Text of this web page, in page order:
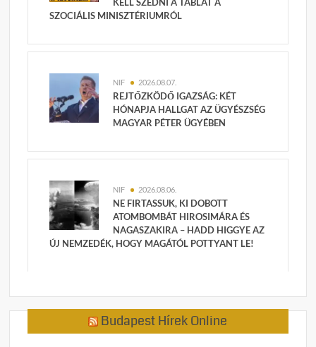
KELL SZEDNI A TÁBLÁT A
SZOCIÁLIS MINISZTÉRIUMRÓL
NIF 2026.08.07.
REJTŐZKÖDŐ IGAZSÁG: KÉT
HÓNAPJA HALLGAT AZ ÜGYÉSZSÉG
MAGYAR PÉTER ÜGYÉBEN
NIF 2026.08.06.
NE FIRTASSUK, KI DOBOTT
ATOMBOMBÁT HIROSIMÁRA ÉS
NAGASZAKIRA – HADD HIGGYE AZ
ÚJ NEMZEDÉK, HOGY MAGÁTÓL POTTYANT LE!
Budapest Hírek Online